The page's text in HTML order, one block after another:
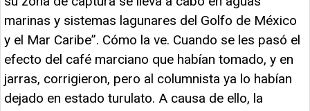
marinas y sistemas lagunares del Golfo de México
y el Mar Caribe”. Cómo la ve. Cuando se les pasó el
efecto del café marciano que habían tomado, y en
jarras, corrigieron, pero al columnista ya lo habían
dejado en estado turulato. A causa de ello, la